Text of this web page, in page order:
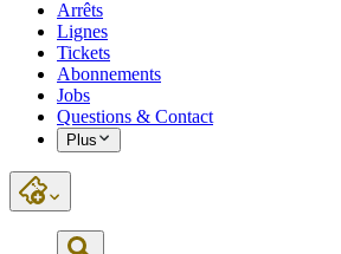
Arrêts
Lignes
Tickets
Abonnements
Jobs
Questions & Contact
Plus